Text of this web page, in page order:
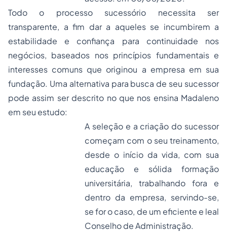
Todo o processo sucessório necessita ser
transparente, a fim dar a aqueles se incumbirem a
estabilidade e confiança para continuidade nos
negócios, baseados nos princípios fundamentais e
interesses comuns que originou a empresa em sua
fundação. Uma alternativa para busca de seu sucessor
pode assim ser descrito no que nos ensina Madaleno
em seu estudo:
A seleção e a criação do sucessor
começam com o seu treinamento,
desde o início da vida, com sua
educação e sólida formação
universitária, trabalhando fora e
dentro da empresa, servindo-se,
se for o caso, de um eficiente e leal
Conselho de Administração.